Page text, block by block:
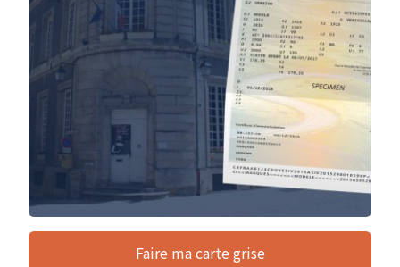
Faire ma carte grise